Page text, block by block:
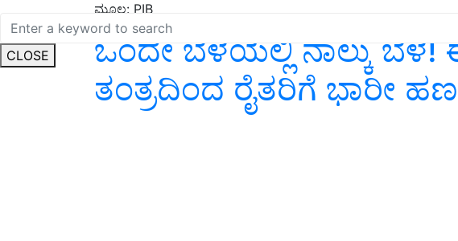
CLOSE
ಮೂಲ: PIB
ಒಂದೇ ಬೆಳೆಯಲ್ಲಿ ನಾಲ್ಕು
ತಂತ್ರದಿಂದ ರೈತರಿಗೆ ಭಾರೀ